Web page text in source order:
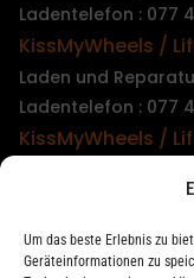
Um das beste Erlebnis zu
Geräteinformationen zu
Ladentelefon : 077
KissMyWheels /
Laden und
Ladentelefon : 077
KissMyWheels /
Ladentelefon : 079
KissMyWheels /
Laden und